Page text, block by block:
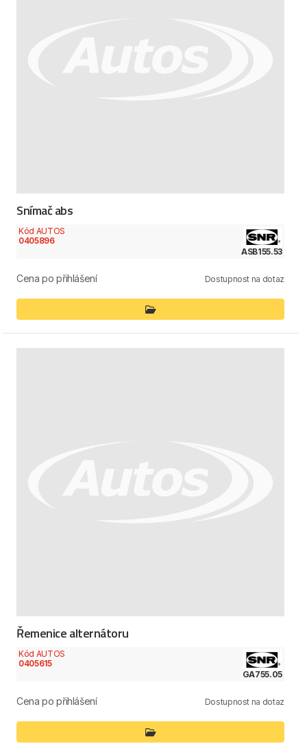
Snímač abs
Kód AUTOS
0405896
ASB155.53
Cena po přihlášení Dostupnost na dotaz
Řemenice alternátoru
Kód AUTOS
0405615
GA755.05
Cena po přihlášení Dostupnost na dotaz